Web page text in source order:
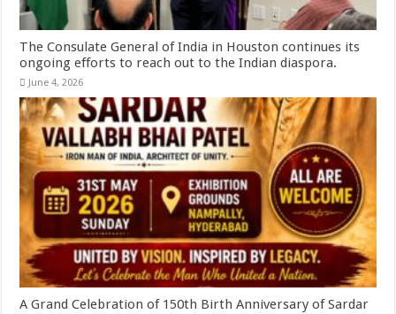
The Consulate General of India in Houston continues its
ongoing efforts to reach out to the Indian diaspora.
June 4, 2026
A Grand Celebration of 150th Birth Anniversary of Sardar